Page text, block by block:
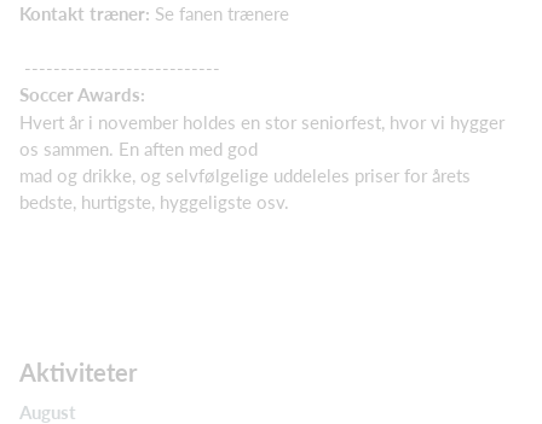
Kontakt træner: Se fanen trænere
---------------------------
Soccer Awards:
Hvert år i november holdes en stor seniorfest, hvor vi hygger
os sammen. En aften med god
mad og drikke, og selvfølgelige uddeleles priser for årets
bedste, hurtigste, hyggeligste osv.
Aktiviteter
August